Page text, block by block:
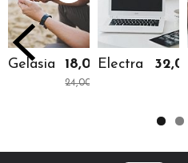
Gelasia 18,00 €
24,00 €
Electra